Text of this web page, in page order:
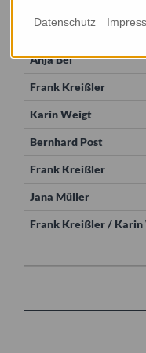
Anja Bel
Frank Kreißler
Karin Weigt
Bernhard Post
Frank Kreißler
Jana Müller
Frank Kreißler / Karin
Datenschutz